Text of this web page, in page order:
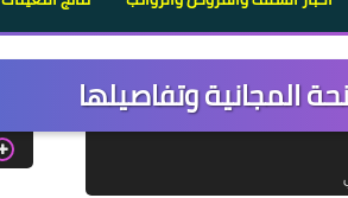
المجانية وتفاصيلها